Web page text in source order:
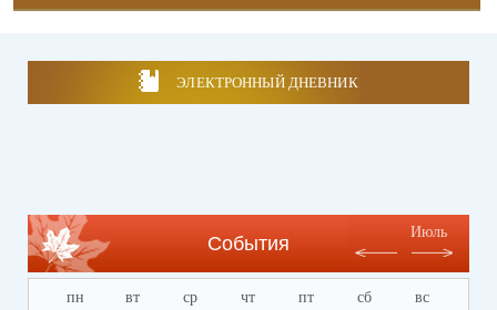
ЭЛЕКТРОННЫЙ ДНЕВНИК
События
Июль
пн вт ср чт пт сб вс